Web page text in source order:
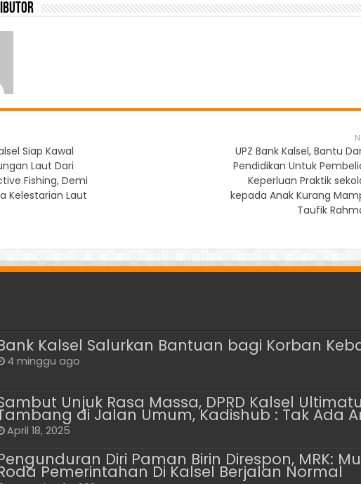
Siap Kawal
Laut Dari
Fishing, Demi
Kelestarian Laut
UPZ Bank Kalsel, Bantu
Pendidikan Untuk
Keperluan Praktik
kepada Anak Kurang
Taufik
Kalsel Salurkan Bantuan bagi Korban
4 minggu ago
Unjuk Rasa Massa, DPRD Kalsel
di Jalan Umum, Kadishub : Tak Ada
April 18, 2025
Diri Paman Birin Direspon, MRK:
Pemerintahan Di Kalsel Berjalan Normal